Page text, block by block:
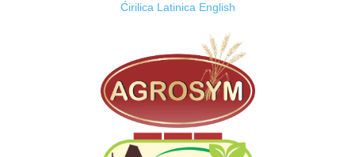
Ćirilica Latinica English